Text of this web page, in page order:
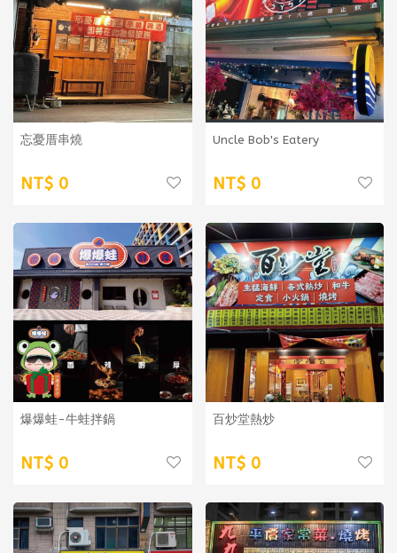
忘憂厝串燒
0
Uncle Bob's Eatery
0
爆爆蛙-牛蛙拌鍋
0
百炒堂熱炒
0